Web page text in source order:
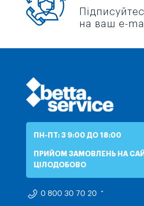
на ваш e-
ПН-ПТ: З 9:00 ДО 18:00
ПРИЙОМ ЗАМОВЛЕНЬ НА
ЦІЛОДОБОВО
0 800 30 70 20